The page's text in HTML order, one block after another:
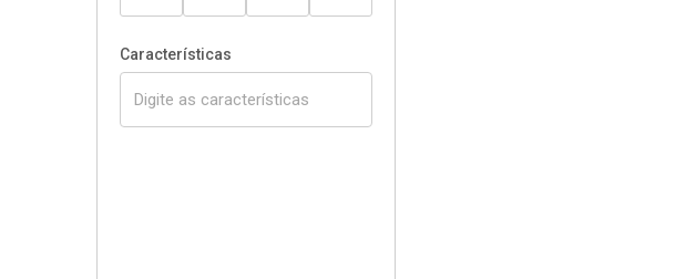
Características